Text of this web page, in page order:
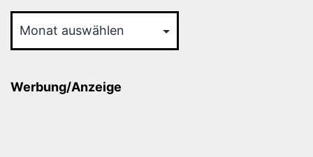
Werbung/Anzeige